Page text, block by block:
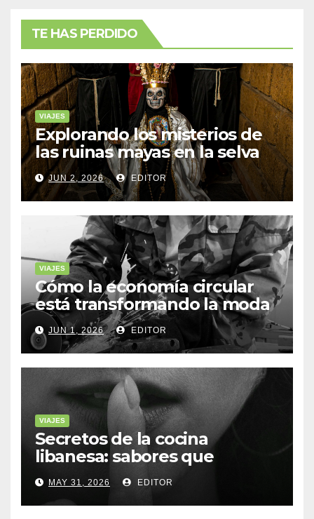
TE HAS PERDIDO
VIAJES
Explorando los misterios de
las ruinas mayas en la selva
de Yucatán
JUN 2, 2026 EDITOR
VIAJES
Cómo la economía circular
está transformando la moda
sostenible
JUN 1, 2026 EDITOR
VIAJES
Secretos de la cocina
libanesa: sabores que
cuentan historias
MAY 31, 2026 EDITOR